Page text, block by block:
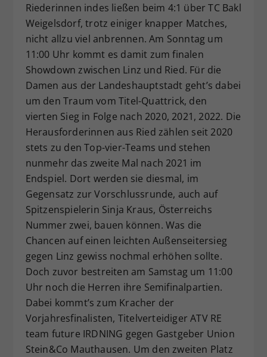
Riederinnen indes ließen beim 4:1 über TC Bakl
Weigelsdorf, trotz einiger knapper Matches,
nicht allzu viel anbrennen. Am Sonntag um
11:00 Uhr kommt es damit zum finalen
Showdown zwischen Linz und Ried. Für die
Damen aus der Landeshauptstadt geht’s dabei
um den Traum vom Titel-Quattrick, den
vierten Sieg in Folge nach 2020, 2021, 2022. Die
Herausforderinnen aus Ried zählen seit 2020
stets zu den Top-vier-Teams und stehen
nunmehr das zweite Mal nach 2021 im
Endspiel. Dort werden sie diesmal, im
Gegensatz zur Vorschlussrunde, auch auf
Spitzenspielerin Sinja Kraus, Österreichs
Nummer zwei, bauen können. Was die
Chancen auf einen leichten Außenseitersieg
gegen Linz gewiss nochmal erhöhen sollte.
Doch zuvor bestreiten am Samstag um 11:00
Uhr noch die Herren ihre Semifinalpartien.
Dabei kommt’s zum Kracher der
Vorjahresfinalisten, Titelverteidiger ATV RE
team future IRDNING gegen Gastgeber Union
Stein&Co Mauthausen. Um den zweiten Platz